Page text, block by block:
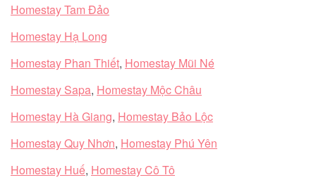
Homestay Tam Đảo
Homestay Hạ Long
Homestay Phan Thiết, Homestay Mũi Né
Homestay Sapa, Homestay Mộc Châu
Homestay Hà Giang, Homestay Bảo Lộc
Homestay Quy Nhơn, Homestay Phú Yên
Homestay Huế, Homestay Cô Tô